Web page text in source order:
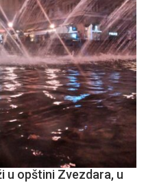
u opštini Zvezdara, u